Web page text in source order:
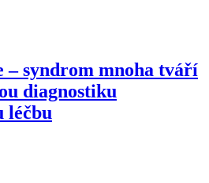
–⁠ syndrom mnoha tváří
diagnostiku
léčbu